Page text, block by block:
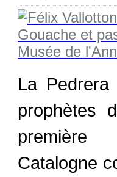
La
prophètes
première
Catalogne